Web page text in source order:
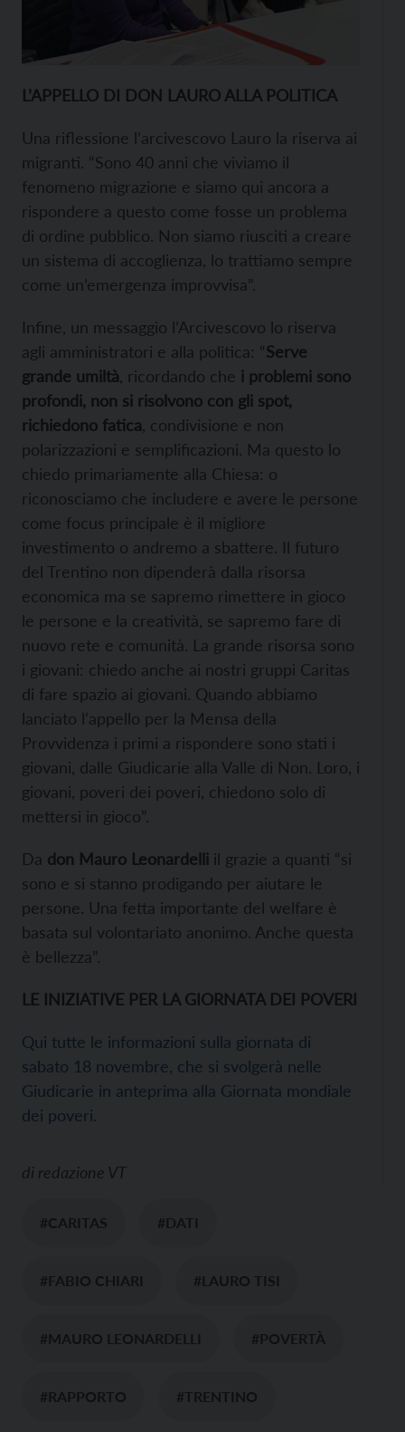
L’APPELLO DI DON LAURO ALLA POLITICA
Una riflessione l’arcivescovo Lauro la riserva ai
migranti. “Sono 40 anni che viviamo il
fenomeno migrazione e siamo qui ancora a
rispondere a questo come fosse un problema
di ordine pubblico. Non siamo riusciti a creare
un sistema di accoglienza, lo trattiamo sempre
come un’emergenza improvvisa”.
Infine, un messaggio l’Arcivescovo lo riserva
agli amministratori e alla politica: “Serve
grande umiltà , ricordando che i problemi sono
profondi, non si risolvono con gli spot,
richiedono fatica , condivisione e non
polarizzazioni e semplificazioni. Ma questo lo
chiedo primariamente alla Chiesa: o
riconosciamo che includere e avere le persone
come focus principale è il migliore
investimento o andremo a sbattere. Il futuro
del Trentino non dipenderà dalla risorsa
economica ma se sapremo rimettere in gioco
le persone e la creatività, se sapremo fare di
nuovo rete e comunità. La grande risorsa sono
i giovani: chiedo anche ai nostri gruppi Caritas
di fare spazio ai giovani. Quando abbiamo
lanciato l‘appello per la Mensa della
Provvidenza i primi a rispondere sono stati i
giovani, dalle Giudicarie alla Valle di Non. Loro, i
giovani, poveri dei poveri, chiedono solo di
mettersi in gioco”.
Da don Mauro Leonardelli il grazie a quanti “si
sono e si stanno prodigando per aiutare le
persone. Una fetta importante del welfare è
basata sul volontariato anonimo. Anche questa
è bellezza”.
LE INIZIATIVE PER LA GIORNATA DEI POVERI
Qui tutte le informazioni sulla giornata di
sabato 18 novembre, che si svolgerà nelle
Giudicarie in anteprima alla Giornata mondiale
dei poveri.
di redazione VT
#CARITAS #DATI
#FABIO CHIARI #LAURO TISI
#MAURO LEONARDELLI #POVERTÀ
#RAPPORTO #TRENTINO